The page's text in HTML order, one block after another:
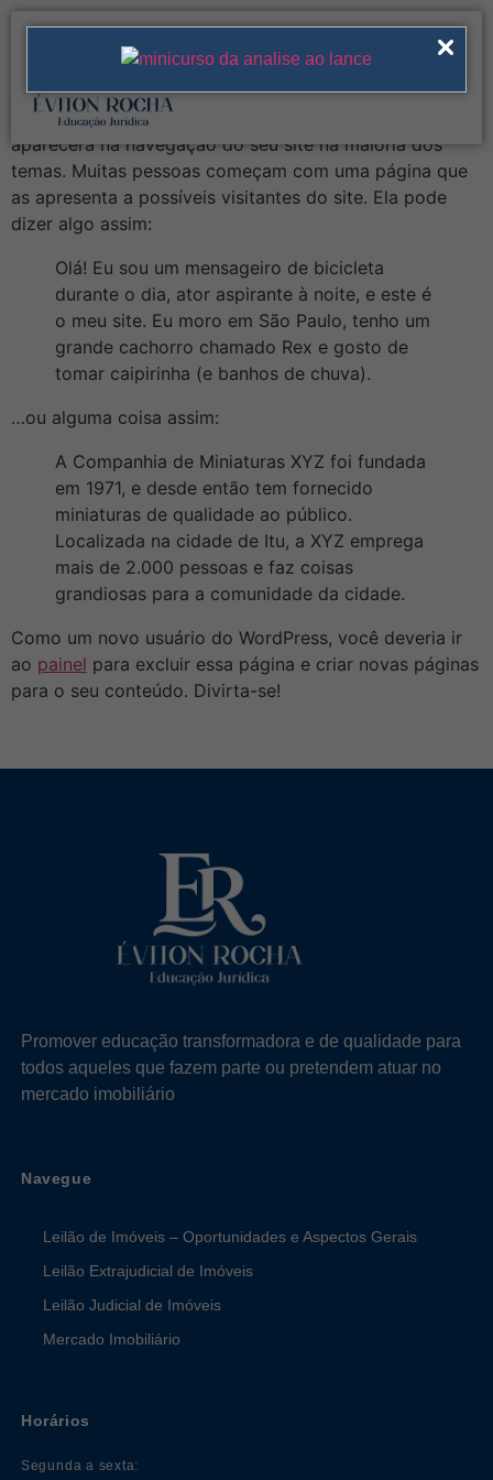
Página de exemplo
Esta é uma página de exemplo. É diferente de um post
no blog porque ela permanecerá em um lugar e
aparecerá na navegação do seu site na maioria dos
temas. Muitas pessoas começam com uma página que
as apresenta a possíveis visitantes do site. Ela pode
dizer algo assim:
Olá! Eu sou um mensageiro de bicicleta
durante o dia, ator aspirante à noite, e este é
o meu site. Eu moro em São Paulo, tenho um
grande cachorro chamado Rex e gosto de
tomar caipirinha (e banhos de chuva).
…ou alguma coisa assim:
A Companhia de Miniaturas XYZ foi fundada
em 1971, e desde então tem fornecido
miniaturas de qualidade ao público.
Localizada na cidade de Itu, a XYZ emprega
mais de 2.000 pessoas e faz coisas
grandiosas para a comunidade da cidade.
Como um novo usuário do WordPress, você deveria ir
ao painel para excluir essa página e criar novas páginas
para o seu conteúdo. Divirta-se!
Promover educação transformadora e de qualidade para
todos aqueles que fazem parte ou pretendem atuar no
mercado imobiliário
Navegue
Leilão de Imóveis – Oportunidades e Aspectos Gerais
Leilão Extrajudicial de Imóveis
Leilão Judicial de Imóveis
Mercado Imobiliário
Horários
Segunda a sexta: